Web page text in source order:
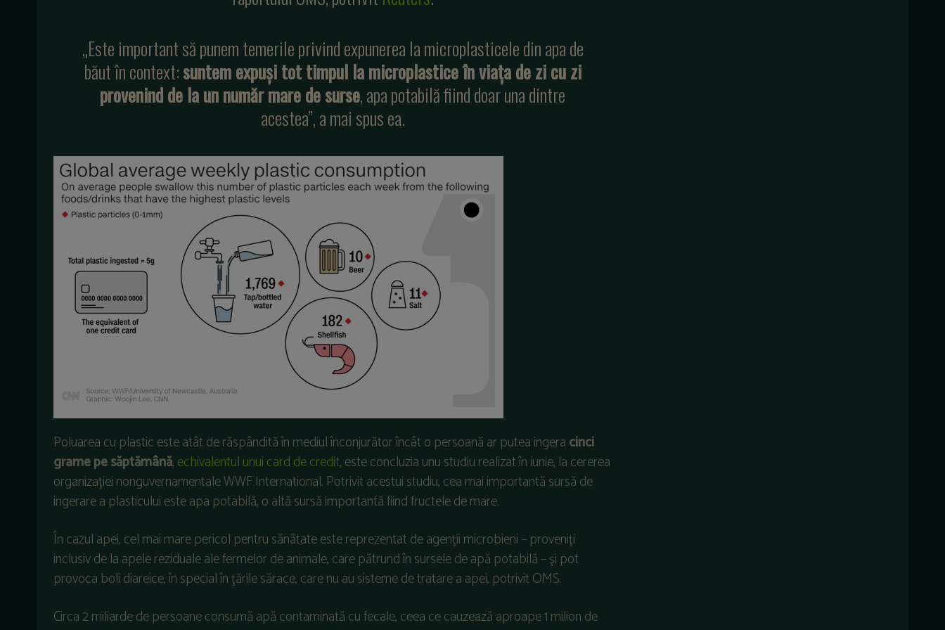
„Este important să punem temerile privind expunerea la microplasticele din apa de
băut în context:suntem expuşi tot timpul la microplastice în viaţa de zi cu zi
provenind de la un număr mare de surse, apa potabilă fiind doar una dintre
acestea”, a mai spus ea.
Poluarea cu plastic este atât de răspândită în mediul înconjurător încât o persoană ar putea ingeracinci
grame pe săptămână,echivalentul unui card de credit, este concluzia unu studiu realizat în iunie, la cererea
organizaţiei nonguvernamentale WWF International. Potrivit acestui studiu, cea mai importantă sursă de
ingerare a plasticului este apa potabilă, o altă sursă importantă fiind fructele de mare.
În cazul apei, cel mai mare pericol pentru sănătate este reprezentat de agenţii microbieni – proveniţi
inclusiv de la apele reziduale ale fermelor de animale, care pătrund în sursele de apă potabilă – şi pot
provoca boli diareice, în special în ţările sărace, care nu au sisteme de tratare a apei, potrivit OMS.
Circa 2 miliarde de persoane consumă apă contaminată cu fecale, ceea ce cauzează aproape 1 milion de